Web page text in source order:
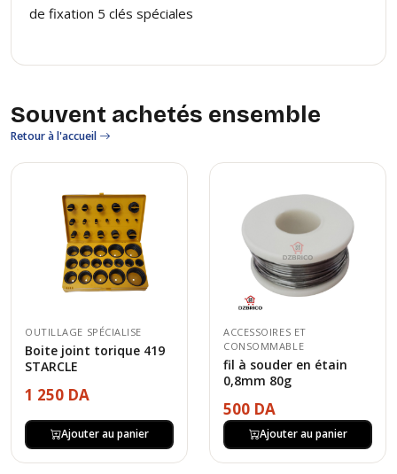
de fixation 5 clés spéciales
Souvent achetés ensemble
Retour à l'accueil
OUTILLAGE SPÉCIALISE
Boite joint torique 419
STARCLE
1 250 DA
Ajouter au panier
ACCESSOIRES ET
CONSOMMABLE
fil à souder en étain
0,8mm 80g
500 DA
Ajouter au panier